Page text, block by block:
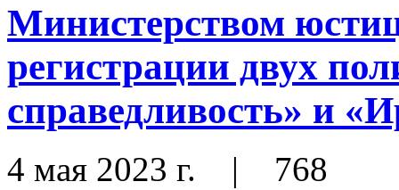
Министерством
регистрации двух
справедливость» и
4 мая 2023 г. | 768